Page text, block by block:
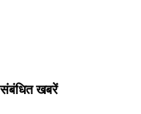
संबंधित खबरें